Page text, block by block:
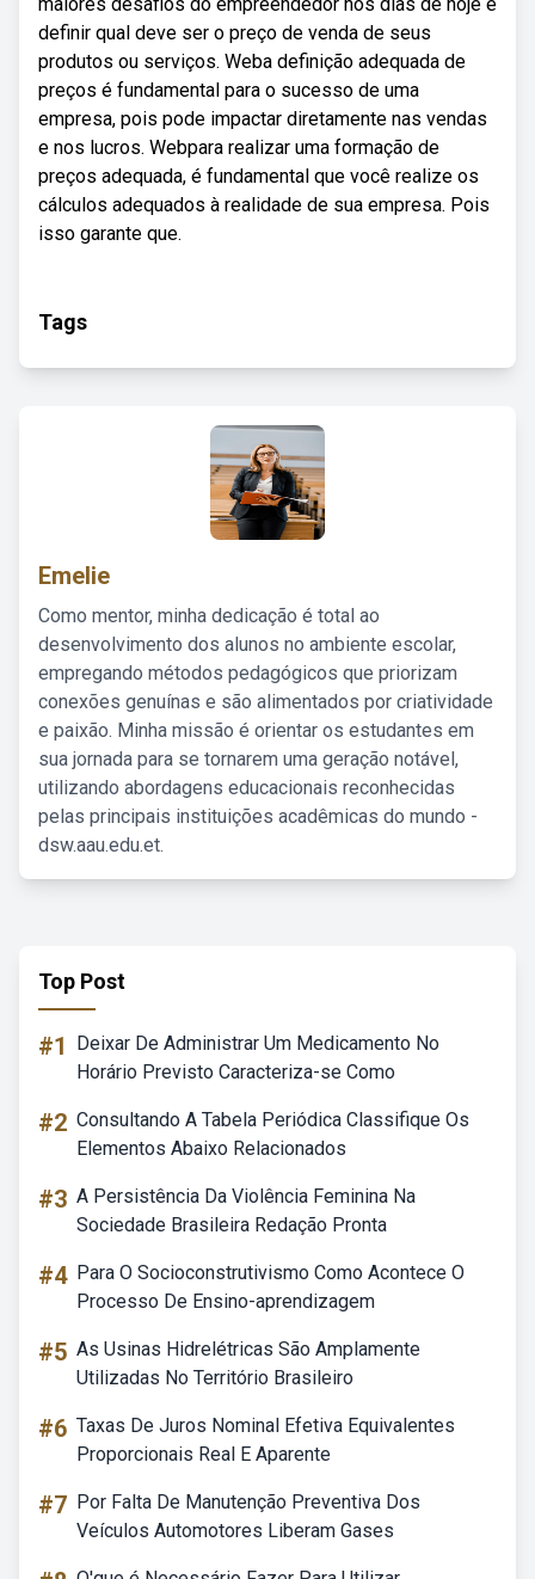
definir qual deve ser o preço de venda de seus
produtos ou serviços. Weba definição adequada de
preços é fundamental para o sucesso de uma
empresa, pois pode impactar diretamente nas vendas
e nos lucros. Webpara realizar uma formação de
preços adequada, é fundamental que você realize os
cálculos adequados à realidade de sua empresa. Pois
isso garante que.
Tags
Emelie
Como mentor, minha dedicação é total ao
desenvolvimento dos alunos no ambiente escolar,
empregando métodos pedagógicos que priorizam
conexões genuínas e são alimentados por criatividade
e paixão. Minha missão é orientar os estudantes em
sua jornada para se tornarem uma geração notável,
utilizando abordagens educacionais reconhecidas
pelas principais instituições acadêmicas do mundo -
dsw.aau.edu.et.
Top Post
#1
Deixar De Administrar Um Medicamento No
Horário Previsto Caracteriza-se Como
#2 Consultando A Tabela Periódica Classifique Os
Elementos Abaixo Relacionados
#3 A Persistência Da Violência Feminina Na
Sociedade Brasileira Redação Pronta
#4 Para O Socioconstrutivismo Como Acontece O
Processo De Ensino-aprendizagem
#5 As Usinas Hidrelétricas São Amplamente
Utilizadas No Território Brasileiro
#6 Taxas De Juros Nominal Efetiva Equivalentes
Proporcionais Real E Aparente
#7 Por Falta De Manutenção Preventiva Dos
Veículos Automotores Liberam Gases